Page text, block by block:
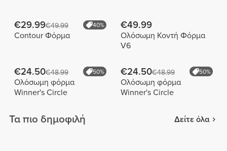
€29.99€49.99 40%
Contour Φόρμα
€49.99
Ολόσωμη Κοντή Φόρμα
V6
€24.50€48.99 50%
Ολόσωμη φόρμα
Winner's Circle
€24.50€48.99 50%
Ολόσωμη φόρμα
Winner's Circle
Τα πιο δημοφιλή Δείτε όλα